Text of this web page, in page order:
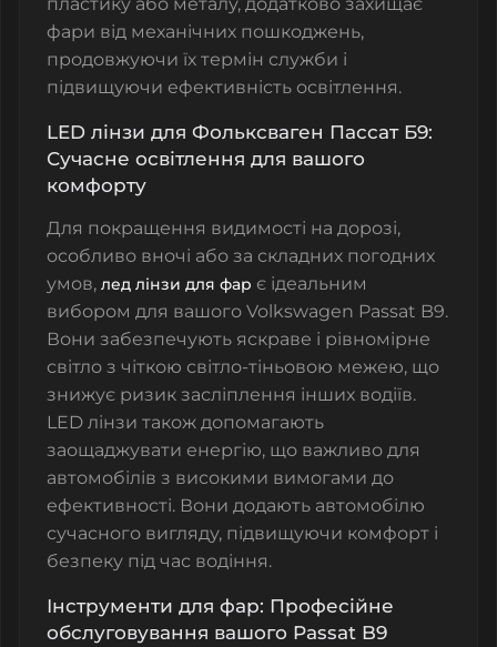
фари від механічних пошкоджень,
продовжуючи їх термін служби і
підвищуючи ефективність освітлення.
LED лінзи для Фольксваген Пассат Б9:
Сучасне освітлення для вашого
комфорту
Для покращення видимості на дорозі,
особливо вночі або за складних погодних
умов, лед лінзи для фар є ідеальним
вибором для вашого Volkswagen Passat B9.
Вони забезпечують яскраве і рівномірне
світло з чіткою світло-тіньовою межею, що
знижує ризик засліплення інших водіїв.
LED лінзи також допомагають
заощаджувати енергію, що важливо для
автомобілів з високими вимогами до
ефективності. Вони додають автомобілю
сучасного вигляду, підвищуючи комфорт і
безпеку під час водіння.
Інструменти для фар: Професійне
обслуговування вашого Passat B9